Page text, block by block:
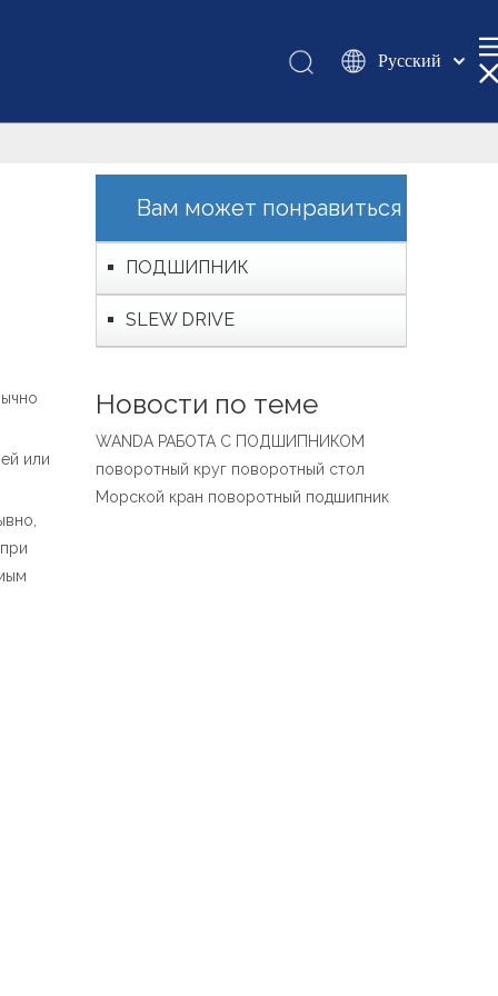
Pусский
românesc
Português
или
Вам может понравиться
ПОДШИПНИК
SLEW DRIVE
Новости по теме
WANDA РАБОТА С ПОДШИПНИКОМ
поворотный круг поворотный стол
Морской кран поворотный подшипник